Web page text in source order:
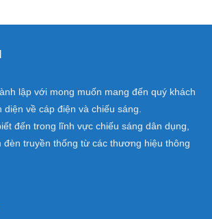
lập với mong muốn mang đến quý khách
diện về cáp điện và chiếu sáng.
đến trong lĩnh vực chiếu sáng dân dụng,
đèn truyền thống từ các thương hiệu thông